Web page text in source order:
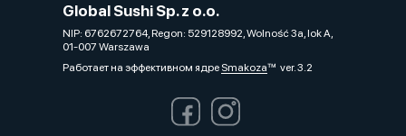
Global Sushi Sp. z o.o.
NIP: 6762672764, Regon: 529128992, Wolność 3a, lok A,
01-007 Warszawa
Работает на эффективном ядре Smakozaver. 3.2